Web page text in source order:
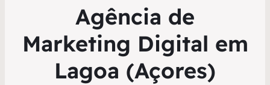
Agência de
Marketing Digital em
Lagoa (Açores)